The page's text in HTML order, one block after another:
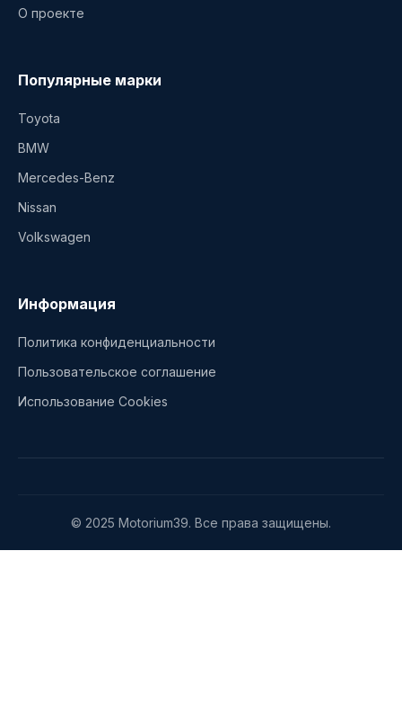
О проекте
Популярные марки
Toyota
BMW
Mercedes-Benz
Nissan
Volkswagen
Информация
Политика конфиденциальности
Пользовательское соглашение
Использование Cookies
© 2025 Motorium39. Все права защищены.